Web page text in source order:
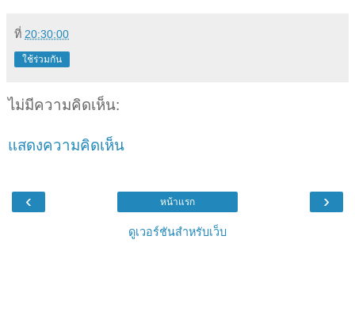
ที่ 20:30:00
ใช้ร่วมกัน
ไม่มีความคิดเห็น:
แสดงความคิดเห็น
‹ ›
หน้าแรก
ดูเวอร์ชันสำหรับเว็บ